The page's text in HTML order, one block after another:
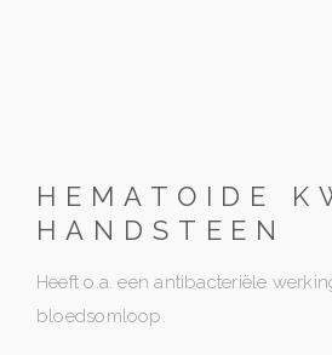
HEMATOIDE
HANDSTEEN
Heeft o.a. een antibacteriële
bloedsomloop.